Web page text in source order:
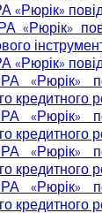
«Рюрік»
«Рюрік»
«Рюрік»
«Рюрік»
кредитного
«Рюрік»
кредитного
«Рюрік»
кредитного
«Рюрік»
кредитного